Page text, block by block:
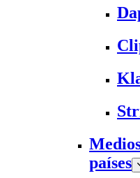
países